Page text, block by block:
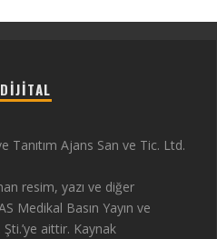
Tanıtım Ajans San ve Tic. Ltd.
resim, yazı ve diğer
Medikal Basın Yayın ve
aittir. Kaynak